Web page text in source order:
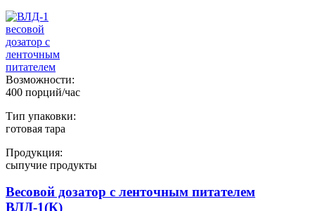
Возможности:
400 порций/час
Тип упаковки:
готовая тара
Продукция:
сыпучие продукты
Весовой дозатор с ленточным питателем
ВЛД-1(К)